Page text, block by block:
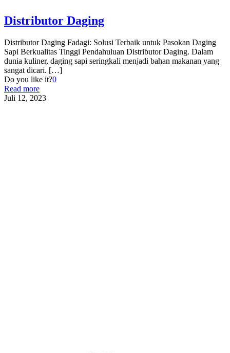
Distributor Daging
Distributor Daging Fadagi: Solusi Terbaik untuk Pasokan Daging
Sapi Berkualitas Tinggi Pendahuluan Distributor Daging. Dalam
dunia kuliner, daging sapi seringkali menjadi bahan makanan yang
sangat dicari. […]
Do you like it?0
Read more
Juli 12, 2023